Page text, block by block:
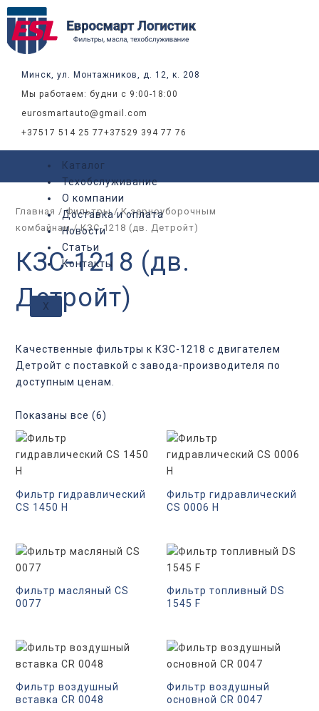
Перейти
содержимому
Минск, ул. Монтажников, д. 12, к. 208
Мы работаем: будни с 9:00-18:00
eurosmartauto@gmail.com
+37517 514 25 77+37529 394 77 76
Каталог
Техобслуживание
О компании
Доставка и оплата
Новости
Статьи
Контакты
X
Главная /Фильтры/К зерноуборочным
комбайнам/ КЗС-1218 (дв. Детройт)
КЗС-1218 (дв.
Детройт)
Качественные фильтры к КЗС-1218 с двигателем
Детройт с поставкой с завода-производителя по
доступным ценам.
Показаны все (6)
недавние
Фильтр гидравлический
CS 1450 H
Фильтр гидравлический
CS 0006 H
Фильтр масляный CS
0077
Фильтр топливный DS
1545 F
Фильтр воздушный
вставка CR 0048
Фильтр воздушный
основной CR 0047